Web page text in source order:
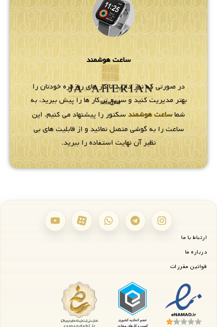
ساعت هوشمند
در صورتی که نیاز دارید تا کار های روزمره خودتان را
بهتر مدیریت کنید و سریع تر کار ها را پیش ببرید، به
شماساعت هوشمند سکتور را پیشنهاد می کنیم. این
ساعت را به گوشی متصل نمائید و از قابلیت های بی
نظیر آن نهایت استفاده را ببرید.
ارتباط با ما
درباره ما
قوانین مقررات